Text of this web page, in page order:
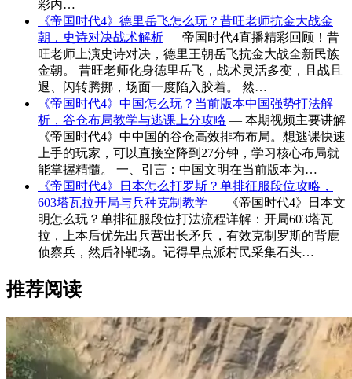
彩内…
《帝国时代4》德里岳飞怎么玩？昔旺老师抗金大战金
朝，史诗对决战术解析 — 帝国时代4直播精彩回顾！昔
旺老师上演史诗对决，德里王朝岳飞抗金大战全新民族
金朝。 昔旺老师化身德里岳飞，战术灵活多变，且战且
退、闪转腾挪，场面一度陷入胶着。 然…
《帝国时代4》中国怎么玩？当前版本中国强势打法解
析，谷仓布局教学与逃课上分攻略 — 本期视频主要讲解
《帝国时代4》中中国的谷仓高效排布布局。想逃课快速
上手的玩家，可以直接空降到27分钟，学习核心布局就
能掌握精髓。 一、引言：中国文明在当前版本为…
《帝国时代4》日本怎么打罗斯？单排征服段位攻略，
603塔瓦拉开局与兵种克制教学 — 《帝国时代4》日本文
明怎么玩？单排征服段位打法流程详解：开局603塔瓦
拉，上本后优先出兵营出长矛兵，有效克制罗斯的背鹿
侦察兵，然后补靶场。记得早点派村民采集石头…
推荐阅读